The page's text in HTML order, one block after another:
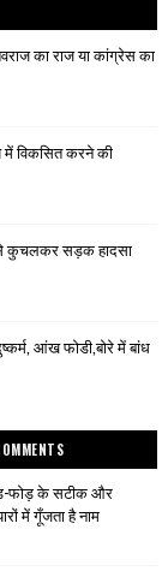
का राज या कांग्रेस का
में विकसित करने की
से कुचलकर सड़क हादसा
आंख फोडी,बोरे में बांध
फोड़ के सटीक और
में गूँजता है नाम